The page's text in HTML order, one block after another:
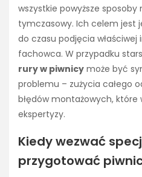
wszystkie powyższe
tymczasowy. Ich celem jest
do czasu podjęcia właściwej
fachowca. W przypadku
rury w piwnicy może być
problemu – zużycia całego
błędów montażowych,
ekspertyzy.
Kiedy wezwać
przygotować